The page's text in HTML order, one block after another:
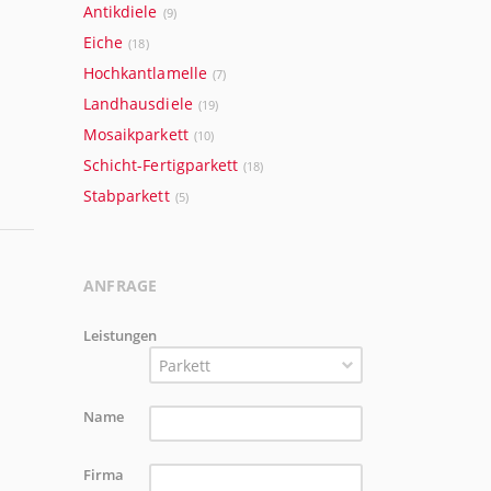
Antikdiele (9)
Eiche (18)
Hochkantlamelle (7)
Landhausdiele (19)
Mosaikparkett (10)
Schicht-Fertigparkett (18)
Stabparkett (5)
ANFRAGE
Leistungen
Parkett
Name
Firma